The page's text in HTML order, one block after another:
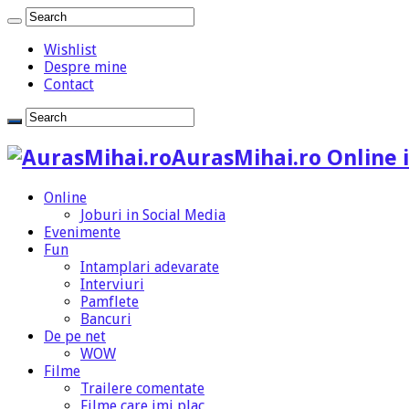
Wishlist
Despre mine
Contact
AurasMihai.ro Online
Online
Joburi in Social Media
Evenimente
Fun
Intamplari adevarate
Interviuri
Pamflete
Bancuri
De pe net
WOW
Filme
Trailere comentate